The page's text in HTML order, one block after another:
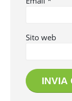
Sito web